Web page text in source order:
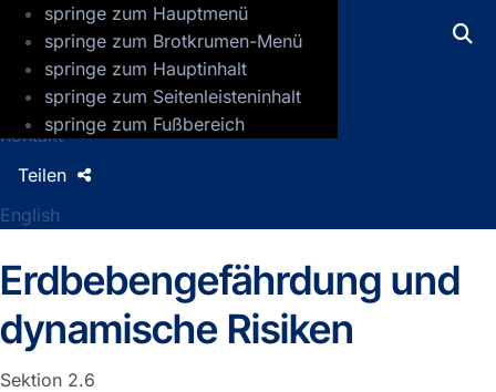
springe zum Hauptmenü
springe zum Brotkrumen-Menü
springe zum Hauptinhalt
springe zum Seitenleisteninhalt
springe zum Fußbereich
GFZ Helmholtz-Zentrum für
Presse
Jobs
Kontakt
English
Teilen
Erdbebengefährdung und
dynamische Risiken
Sektion 2.6